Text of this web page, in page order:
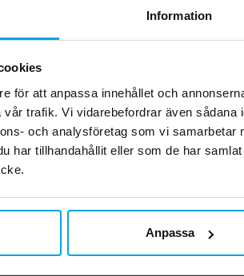
Information
för att anpassa innehållet och
trafik. Vi vidarebefordrar även sådana
och analysföretag som vi
har tillhandahållit eller som de har
Anpassa
de
KÖP